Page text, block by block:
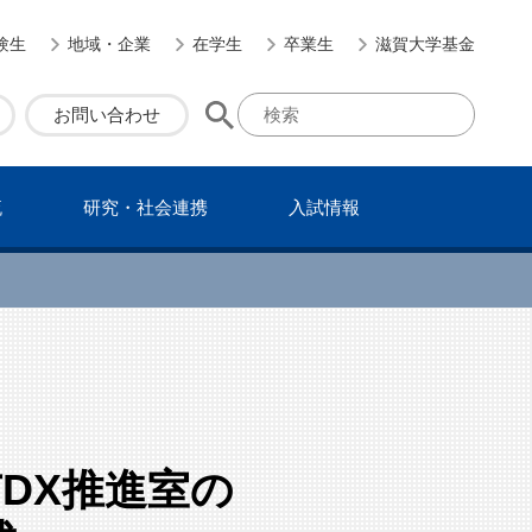
生 地域・企業 在学生 卒業生 滋賀大学基金
お問い合わせ
研究・社会連携 ⼊試情報
推進室の